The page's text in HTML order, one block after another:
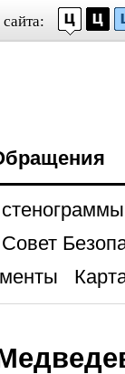
Совет